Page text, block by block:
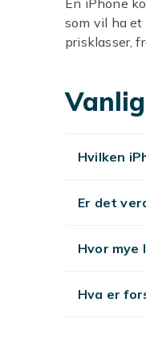
som vil ha et
prisklasser,
holder.
Slik
fint til
flere
penger,
Hvilken
Er det
Hvor mye
Hva er